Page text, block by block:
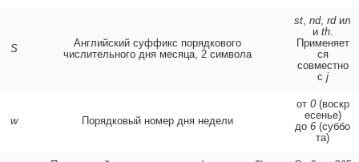
S
Английский суффикс порядкового
числительного дня месяца, 2 символа
st, nd, rd ил
и th.
Применяет
ся
совместно
с j
w Порядковый номер дня недели
от 0 (воскр
есенье)
до 6 (суббо
та)